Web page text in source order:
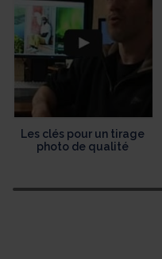
Les clés pour un tirage
photo de qualité